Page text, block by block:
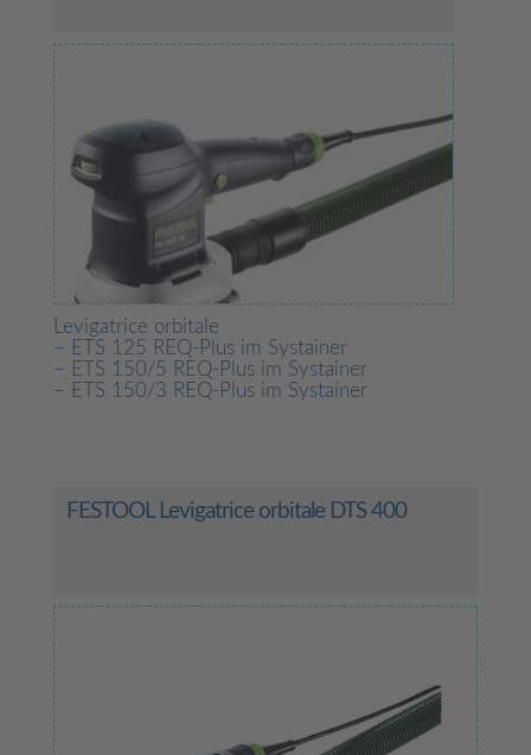
Levigatrice orbitale
– ETS 125 REQ-Plus im Systainer
– ETS 150/5 REQ-Plus im Systainer
– ETS 150/3 REQ-Plus im Systainer
FESTOOL Levigatrice orbitale DTS 400